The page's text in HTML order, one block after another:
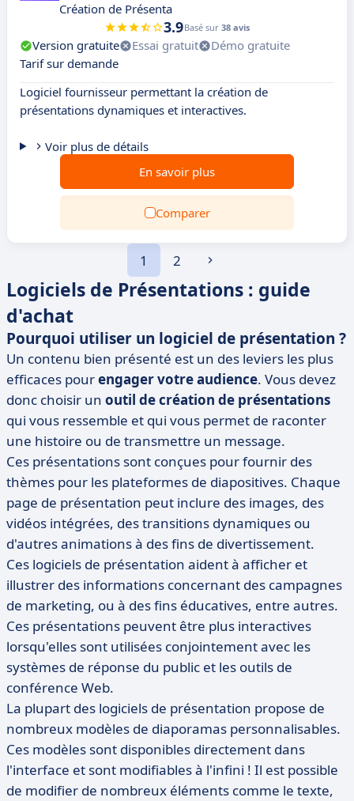
Création de Présenta
3.9Basé sur 38 avis
Version gratuite Essai gratuit
Démo gratuite
Tarif sur demande
Logiciel fournisseur permettant la création de
présentations dynamiques et interactives.
Voir plus de détails
En savoir plus
Comparer
1 2
Logiciels de Présentations : guide
d'achat
Pourquoi utiliser un logiciel de présentation ?
Un contenu bien présenté est un des leviers les plus
efficaces pourengager votre audience. Vous devez
donc choisir un outil de création de présentations
qui vous ressemble et qui vous permet de raconter
une histoire ou de transmettre un message.
Ces présentations sont conçues pour fournir des
thèmes pour les plateformes de diapositives. Chaque
page de présentation peut inclure des images, des
vidéos intégrées, des transitions dynamiques ou
d'autres animations à des fins de divertissement.
Ces logiciels de présentation aident à afficher et
illustrer des informations concernant des campagnes
de marketing, ou à des fins éducatives, entre autres.
Ces présentations peuvent être plus interactives
lorsqu'elles sont utilisées conjointement avec les
systèmes de réponse du public et les outils de
conférence Web.
La plupart des logiciels de présentation propose de
nombreux modèles de diaporamas personnalisables.
Ces modèles sont disponibles directement dans
l'interface et sont modifiables à l'infini ! Il est possible
de modifier de nombreux éléments comme le texte,